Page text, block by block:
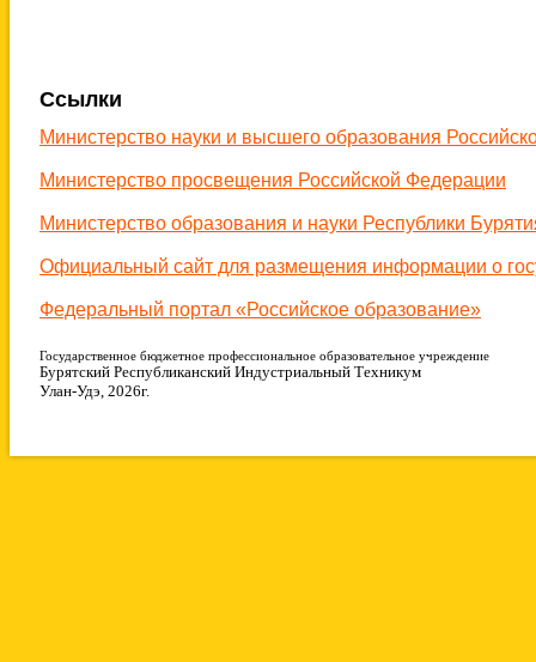
Ссылки
Министерство науки и высшего образования
Министерство просвещения Российской Федерации
Министерство образования и науки Республики
Официальный сайт для размещения информации о
Федеральный портал «Российское образование»
Государственное бюджетное профессиональное образовательное учреждение
Бурятский Республиканский Индустриальный Техникум
Улан-Удэ, 2026г.